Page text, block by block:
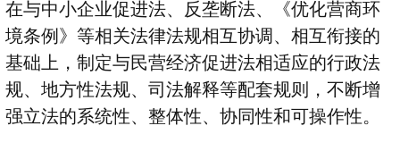
在与中小企业促进法、反垄断法、《优化营商环
境条例》等相关法律法规相互协调、相互衔接的
基础上，制定与民营经济促进法相适应的行政法
规、地方性法规、司法解释等配套规则，不断增
强立法的系统性、整体性、协同性和可操作性。